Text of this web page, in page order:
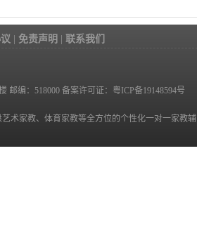
免责声明 联系我们
邮编：518000 备案许可证： 粤ICP备19148594号
术家教、体育家教等全方位的个性化一对一家教辅